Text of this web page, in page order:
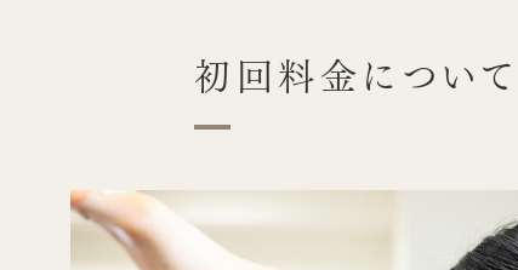
初回料金について